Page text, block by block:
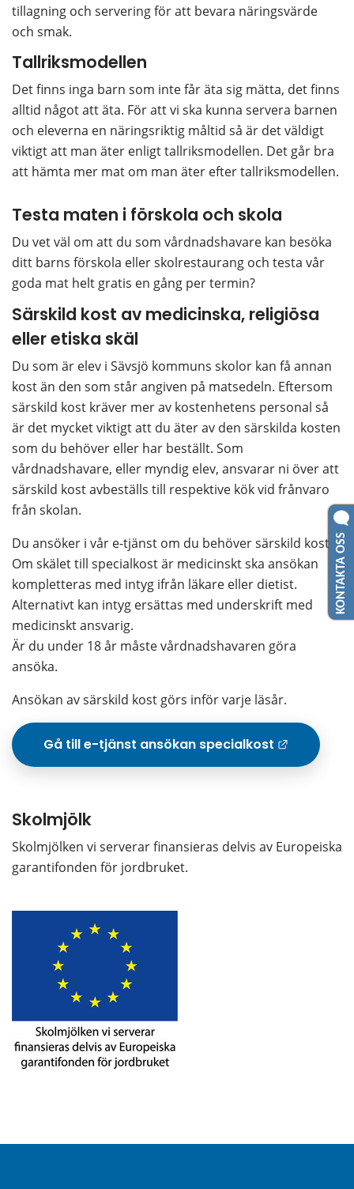
tillagning och servering för att bevara näringsvärde
och smak.
Tallriksmodellen
Det finns inga barn som inte får äta sig mätta, det finns
alltid något att äta. För att vi ska kunna servera barnen
och eleverna en näringsriktig måltid så är det väldigt
viktigt att man äter enligt tallriksmodellen. Det går bra
att hämta mer mat om man äter efter tallriksmodellen.
Testa maten i förskola och skola
Du vet väl om att du som vårdnadshavare kan besöka
ditt barns förskola eller skolrestaurang och testa vår
goda mat helt gratis en gång per termin?
Särskild kost av medicinska, religiösa
eller etiska skäl
Du som är elev i Sävsjö kommuns skolor kan få annan
kost än den som står angiven på matsedeln. Eftersom
särskild kost kräver mer av kostenhetens personal så
är det mycket viktigt att du äter av den särskilda kosten
som du behöver eller har beställt. Som
vårdnadshavare, eller myndig elev, ansvarar ni över att
särskild kost avbeställs till respektive kök vid frånvaro
från skolan.
Du ansöker i vår e-tjänst om du behöver särskild kost.
Om skälet till specialkost är medicinskt ska ansökan
kompletteras med intyg ifrån läkare eller dietist.
Alternativt kan intyg ersättas med underskrift med
medicinskt ansvarig.
Är du under 18 år måste vårdnadshavaren göra
ansöka.
Ansökan av särskild kost görs inför varje läsår.
Gå till e-tjänst ansökan specialkost
Skolmjölk
Skolmjölken vi serverar finansieras delvis av Europeiska
garantifonden för jordbruket.
KONTAKTA OSS